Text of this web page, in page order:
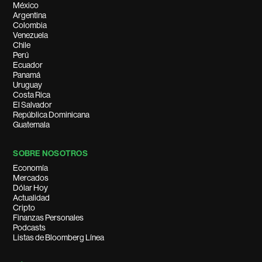
México
Argentina
Colombia
Venezuela
Chile
Perú
Ecuador
Panamá
Uruguay
Costa Rica
El Salvador
República Dominicana
Guatemala
SOBRE NOSOTROS
Economía
Mercados
Dólar Hoy
Actualidad
Cripto
Finanzas Personales
Podcasts
Listas de Bloomberg Línea